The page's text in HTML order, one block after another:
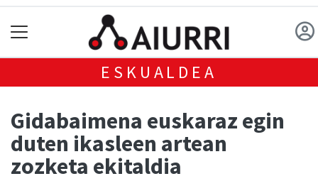
ESKUALDEA
Gidabaimena euskaraz egin
duten ikasleen artean
zozketa ekitaldia